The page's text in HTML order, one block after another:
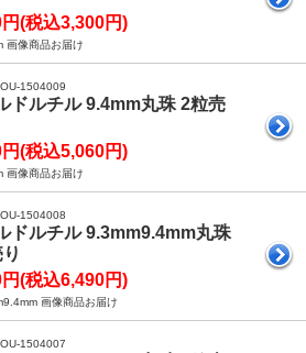
(税込3,300円)
画像商品お届け
1504009
ドルチル 9.4mm丸珠 2粒売
(税込5,060円)
画像商品お届け
1504008
ドルチル 9.3mm9.4mm丸珠
(税込6,490円)
画像商品お届け
1504007